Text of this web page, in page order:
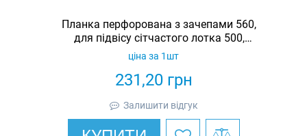
Планка перфорована з зачепами 560,
для підвісу сітчастого лотка 500,
оцинкована, Ardic
231,20грн
ціна за 1шт
Залишити відгук